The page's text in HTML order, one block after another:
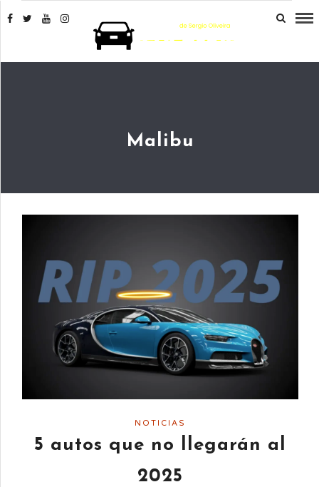
Malibu
NOTICIAS
5 autos que no llegarán al
2025